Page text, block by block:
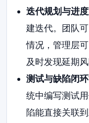
迭代规划与进度
建迭代。团队
情况，管理层
及时发现延期风
测试与缺陷闭环
统中编写测试
陷能直接关联